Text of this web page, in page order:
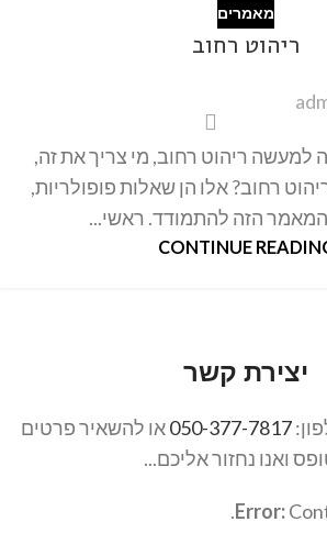
מאמרים
ריהוט רחוב
למעשה ריהוט רחוב, מי צריך את זה,
רחוב? אלו הן שאלות פופולריות,
המאמר הזה להתמודד. ראשי...
CONTINUE
יצירת קשר
050-377-7817או להשאיר פרטים
ואנו נחזור אליכם...
Error: